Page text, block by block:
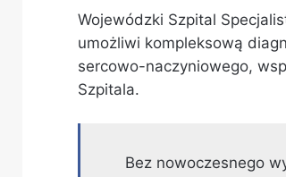
Wojewódzki Szpital
umożliwi kompleksową
sercowo-naczyniowego,
Szpitala.
Bez nowoczesnego